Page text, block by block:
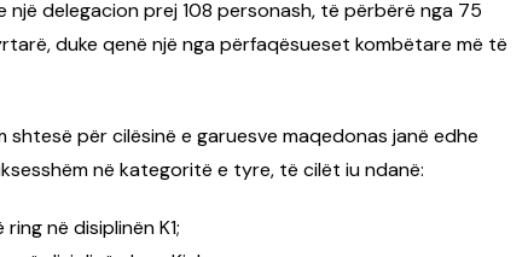
delegacion prej 108 personash, të përbërë nga 75
duke qenë një nga përfaqësueset kombëtare më të
shtesë për cilësinë e garuesve maqedonas janë edhe
në kategoritë e tyre, të cilët iu ndanë:
në disiplinën K1;